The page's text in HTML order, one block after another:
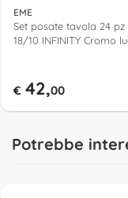
EME
Set posate tavola 24 pz
18/10 INFINITY Cromo
€ 42,00
Potrebbe